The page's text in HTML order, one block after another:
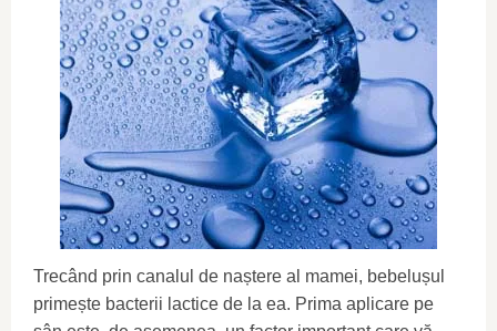
Trecând prin canalul de naștere al mamei, bebelușul
primește bacterii lactice de la ea. Prima aplicare pe